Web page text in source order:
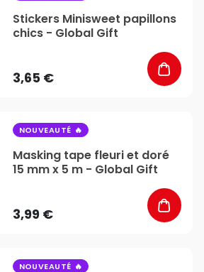
Stickers Minisweet papillons
chics - Global Gift
3,65 €
NOUVEAUTÉ
Masking tape fleuri et doré
15 mm x 5 m - Global Gift
3,99 €
NOUVEAUTÉ